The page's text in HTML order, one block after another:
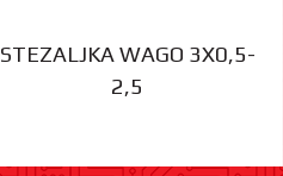
STEZALJKA WAGO 3X0,5-
2,5